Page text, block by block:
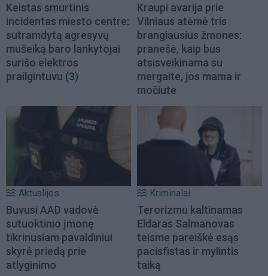
Keistas smurtinis
incidentas miesto centre:
sutramdytą agresyvų
mušeiką baro lankytojai
surišo elektros
prailgintuvu (3)
Kraupi avarija prie
Vilniaus atėmė tris
brangiausius žmones:
pranešė, kaip bus
atsisveikinama su
mergaite, jos mama ir
močiute
Aktualijos
Buvusi AAD vadovė
sutuoktinio įmonę
tikrinusiam pavaldiniui
skyrė priedą prie
atlyginimo
Kriminalai
Terorizmu kaltinamas
Eldaras Salmanovas
teisme pareiškė esąs
pacisfistas ir mylintis
taiką